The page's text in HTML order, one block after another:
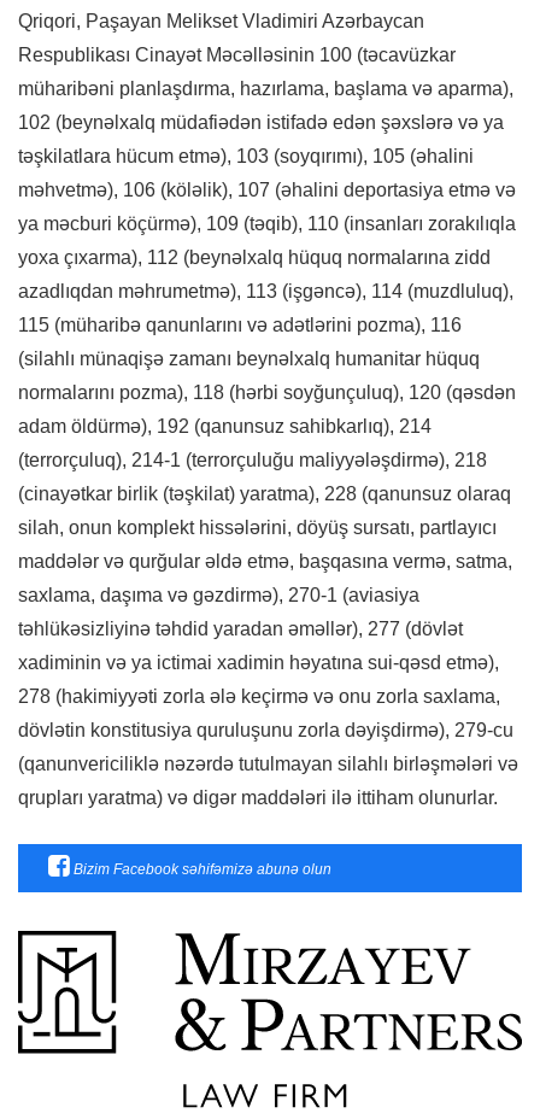
Qriqori, Paşayan Melikset Vladimiri Azərbaycan
Respublikası Cinayət Məcəlləsinin 100 (təcavüzkar
müharibəni planlaşdırma, hazırlama, başlama və aparma),
102 (beynəlxalq müdafiədən istifadə edən şəxslərə və ya
təşkilatlara hücum etmə), 103 (soyqırımı), 105 (əhalini
məhvetmə), 106 (köləlik), 107 (əhalini deportasiya etmə və
ya məcburi köçürmə), 109 (təqib), 110 (insanları zorakılıqla
yoxa çıxarma), 112 (beynəlxalq hüquq normalarına zidd
azadlıqdan məhrumetmə), 113 (işgəncə), 114 (muzdluluq),
115 (müharibə qanunlarını və adətlərini pozma), 116
(silahlı münaqişə zamanı beynəlxalq humanitar hüquq
normalarını pozma), 118 (hərbi soyğunçuluq), 120 (qəsdən
adam öldürmə), 192 (qanunsuz sahibkarlıq), 214
(terrorçuluq), 214-1 (terrorçuluğu maliyyələşdirmə), 218
(cinayətkar birlik (təşkilat) yaratma), 228 (qanunsuz olaraq
silah, onun komplekt hissələrini, döyüş sursatı, partlayıcı
maddələr və qurğular əldə etmə, başqasına vermə, satma,
saxlama, daşıma və gəzdirmə), 270-1 (aviasiya
təhlükəsizliyinə təhdid yaradan əməllər), 277 (dövlət
xadiminin və ya ictimai xadimin həyatına sui-qəsd etmə),
278 (hakimiyyəti zorla ələ keçirmə və onu zorla saxlama,
dövlətin konstitusiya quruluşunu zorla dəyişdirmə), 279-cu
(qanunvericiliklə nəzərdə tutulmayan silahlı birləşmələri və
qrupları yaratma) və digər maddələri ilə ittiham olunurlar.
Bizim Facebook səhifəmizə abunə olun